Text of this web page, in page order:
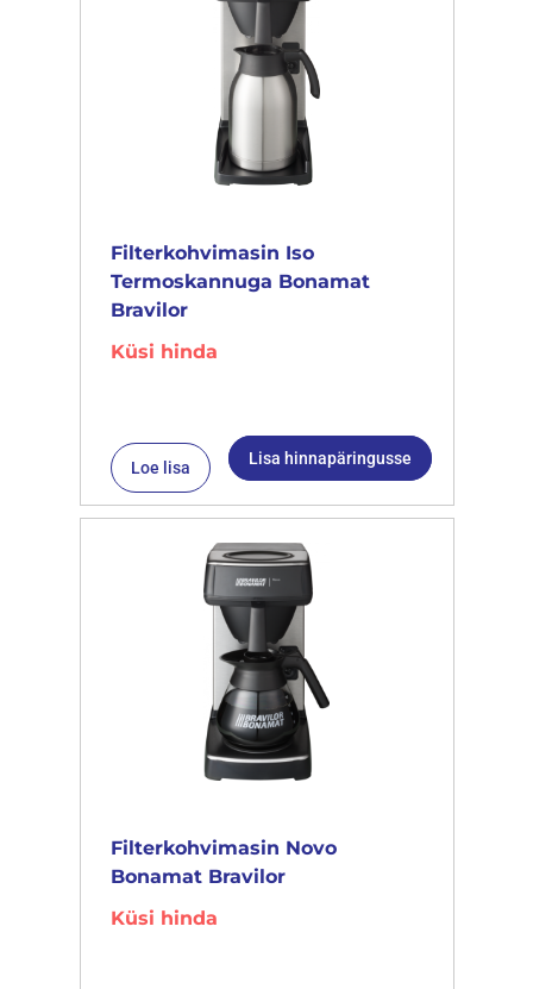
Filterkohvimasin Iso
Termoskannuga Bonamat
Bravilor
Küsi hinda
Loe lisa Lisa hinnapäringusse
Filterkohvimasin Novo
Bonamat Bravilor
Küsi hinda